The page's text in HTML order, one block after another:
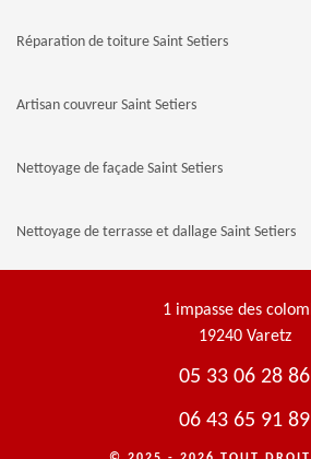
Réparation de toiture Saint Setiers
Artisan couvreur Saint Setiers
Nettoyage de façade Saint Setiers
Nettoyage de terrasse et dallage Saint Setiers
1 impasse des
19240 Varetz
05 33 06 28 86
06 43 65 91 89